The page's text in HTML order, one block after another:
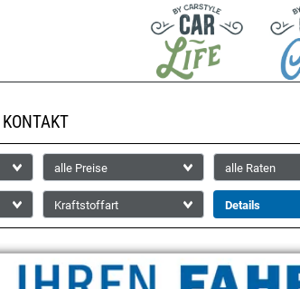
KONTAKT